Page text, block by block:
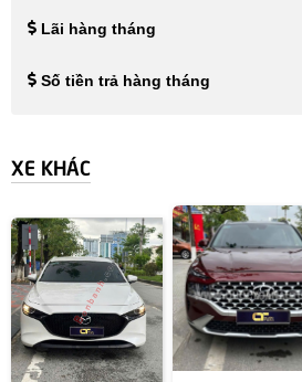
Lãi hàng tháng
Số tiền trả hàng tháng
XE KHÁC